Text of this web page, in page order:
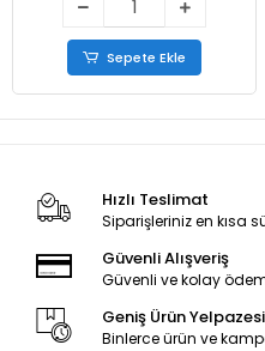
Sepete Ekle
Hızlı Teslimat
Siparişleriniz en kısa
Güvenli Alışveriş
Güvenli ve kolay
Geniş Ürün Yelpazesi
Binlerce ürün ve